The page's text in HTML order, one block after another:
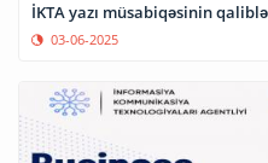
İKTA yazı müsabiqəsinin
03-06-2025